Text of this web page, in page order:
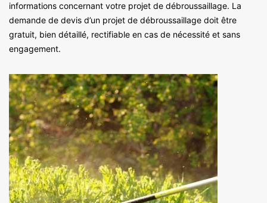
informations concernant votre projet de débroussaillage. La
demande de devis d’un projet de débroussaillage doit être
gratuit, bien détaillé, rectifiable en cas de nécessité et sans
engagement.